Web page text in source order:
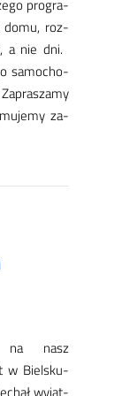
pro­gra­
do­mu, roz­
nie dni.
sa­mo­cho­
za­
na nasz
w Biel­sku­-
wy­jąt­